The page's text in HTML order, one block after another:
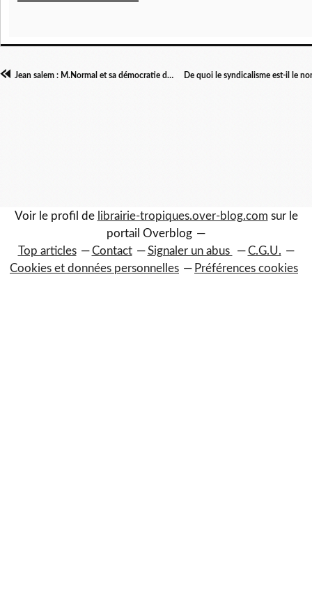
Jean salem : M.Normal et sa démocratie de caserne
Voir le profil de librairie-tropiques.over-blog.com sur le
portail Overblog
Top articles
Contact Signaler un abus
C.G.U.
Cookies et données personnelles
Préférences cookies